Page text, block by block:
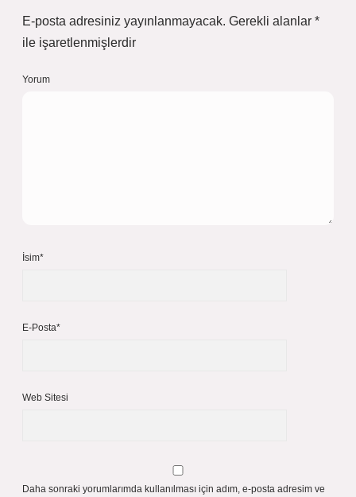
E-posta adresiniz yayınlanmayacak. Gerekli alanlar *
ile işaretlenmişlerdir
Yorum
İsim*
E-Posta*
Web Sitesi
Daha sonraki yorumlarımda kullanılması için adım, e-posta adresim ve